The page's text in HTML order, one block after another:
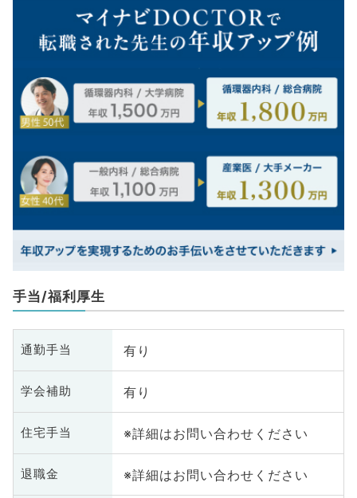
手当/福利厚生
通勤手当 有り
学会補助 有り
住宅手当 ※詳細はお問い合わせください
退職金 ※詳細はお問い合わせください